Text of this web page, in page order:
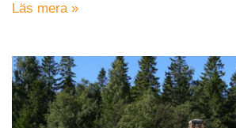
Läs mera »